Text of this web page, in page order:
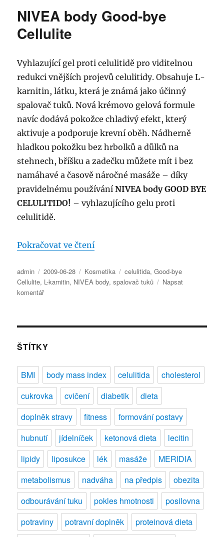
NIVEA body Good-bye
Cellulite
Vyhlazující gel proti celulitidě pro viditelnou
redukci vnějších projevů celulitidy. Obsahuje L-
karnitin, látku, která je známá jako účinný
spalovač tuků. Nová krémovo gelová formule
navíc dodává pokožce chladivý efekt, který
aktivuje a podporuje krevní oběh. Nádherně
hladkou pokožku bez hrbolků a důlků na
stehnech, bříšku a zadečku můžete mít i bez
namáhavé a časově náročné masáže – díky
pravidelnému používáníNIVEA body GOOD BYE
CELULITIDO! – vyhlazujícího gelu proti
celulitidě.
Pokračovat ve čtení„NIVEA body Good-bye
Autor:
admin Publikováno:
2009-06-28 Rubriky:
Kosmetika Štítky:
celulitida,Good-bye
Cellulite, L-karnitin, NIVEA body,spalovač tuků
Napsat
komentářpro
názvem
body
bye
Cellulite
ŠTÍTKY
BMI body mass index celulitida
cholesterol
cukrovka
cvičení diabetik
dieta
doplněk stravy
fitness
formování postavy
hubnutí
jídelníček ketonová dieta
lecitin
lipidy
liposukce lék masáže
MERIDIA
metabolismus
nadváha na předpis
obezita
odbourávání tuku
pokles hmotnosti
posilovna
potraviny
potravní doplněk proteinová dieta